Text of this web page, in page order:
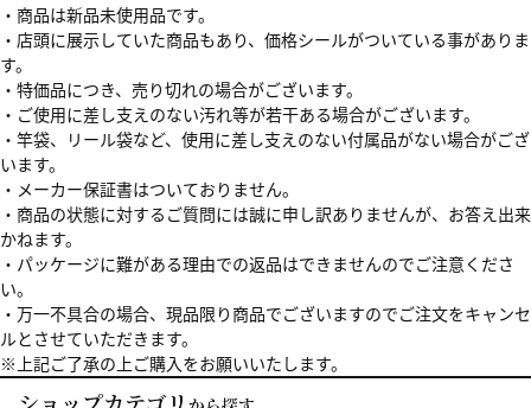
・商品は新品未使用品です。
・店頭に展示していた商品もあり、価格シールがついている事がありま
す。
・特価品につき、売り切れの場合がございます。
・ご使用に差し支えのない汚れ等が若干ある場合がございます。
・竿袋、リール袋など、使用に差し支えのない付属品がない場合がござ
います。
・メーカー保証書はついておりません。
・商品の状態に対するご質問には誠に申し訳ありませんが、お答え出来
かねます。
・パッケージに難がある理由での返品はできませんのでご注意くださ
い。
・万一不具合の場合、現品限り商品でございますのでご注文をキャンセ
ルとさせていただきます。
※上記ご了承の上ご購入をお願いいたします。